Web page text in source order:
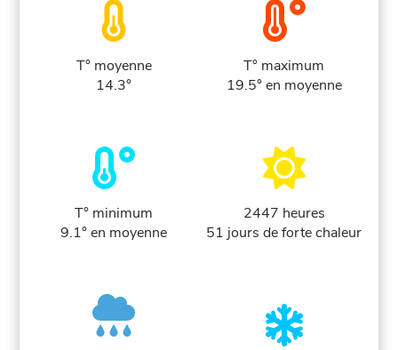
T° moyenne
14.3°
T° maximum
19.5° en moyenne
T° minimum
9.1° en moyenne
2447 heures
51 jours de forte chaleur